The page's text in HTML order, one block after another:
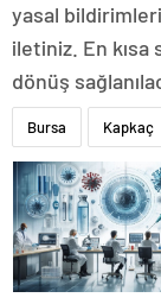
yasal
iletiniz. En
dönüş
Bursa Kapkaç